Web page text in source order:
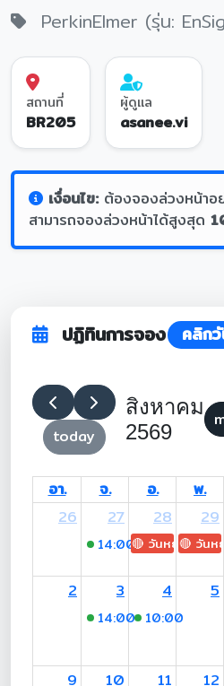
PerkinElmer (รุ่น:
สถานที่
BR205
ผู้ดูแล
asanee.vi
เงื่อนไข:ต้องจองล่วงหน้าอ
สามารถจองล่วงหน้าได้สูงสุด
ปฏิทินการจอง คลิก
today
สิงหาคม
2569
อา. จ. อ. พ.
26
27
14:00-17:00 (Aj.
28
🔴 วันหยุด:
29
🔴 วันห
2 3
14:00-17:00 (อ.นา
4
10:00 -
5
9 10 11 12